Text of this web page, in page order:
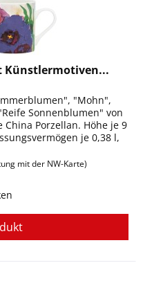
Künstlermotiven...
"Mohn",
Sonnenblumen" von
China Porzellan. Höhe je 9
je 0,38 l,
mit der NW-Karte)